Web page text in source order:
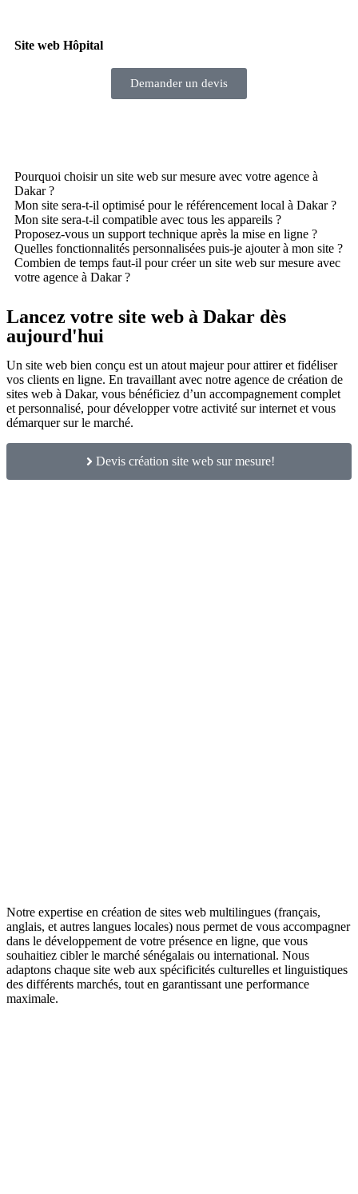
Site web Hôpital
Demander un devis
Pourquoi choisir un site web sur mesure avec votre agence à
Dakar ?
Mon site sera-t-il optimisé pour le référencement local à Dakar ?
Mon site sera-t-il compatible avec tous les appareils ?
Proposez-vous un support technique après la mise en ligne ?
Quelles fonctionnalités personnalisées puis-je ajouter à mon site ?
Combien de temps faut-il pour créer un site web sur mesure avec
votre agence à Dakar ?
Lancez votre site web à Dakar dès
aujourd'hui
Un site web bien conçu est un atout majeur pour attirer et fidéliser
vos clients en ligne. En travaillant avec notre agence de création de
sites web à Dakar, vous bénéficiez d’un accompagnement complet
et personnalisé, pour développer votre activité sur internet et vous
démarquer sur le marché.
Devis création site web sur mesure!
Notre expertise en création de sites web multilingues (français,
anglais, et autres langues locales) nous permet de vous accompagner
dans le développement de votre présence en ligne, que vous
souhaitiez cibler le marché sénégalais ou international. Nous
adaptons chaque site web aux spécificités culturelles et linguistiques
des différents marchés, tout en garantissant une performance
maximale.